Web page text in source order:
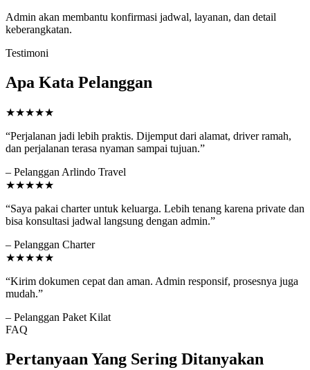
Admin akan membantu konfirmasi jadwal, layanan, dan detail
keberangkatan.
Testimoni
Apa Kata Pelanggan
★★★★★
“Perjalanan jadi lebih praktis. Dijemput dari alamat, driver ramah,
dan perjalanan terasa nyaman sampai tujuan.”
– Pelanggan Arlindo Travel
★★★★★
“Saya pakai charter untuk keluarga. Lebih tenang karena private dan
bisa konsultasi jadwal langsung dengan admin.”
– Pelanggan Charter
★★★★★
“Kirim dokumen cepat dan aman. Admin responsif, prosesnya juga
mudah.”
– Pelanggan Paket Kilat
FAQ
Pertanyaan Yang Sering Ditanyakan